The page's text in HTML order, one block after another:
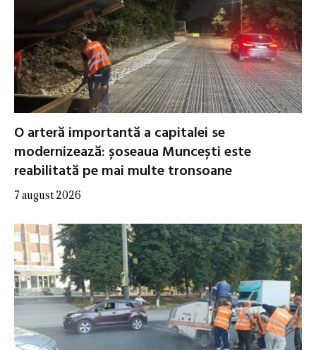
O arteră importantă a capitalei se
modernizează: șoseaua Muncești este
reabilitată pe mai multe tronsoane
7 august 2026